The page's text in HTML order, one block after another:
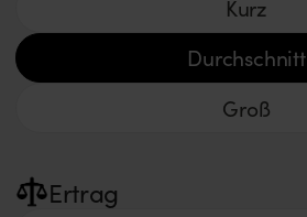
Kurz
Durchschnitt
Groß
Ertrag